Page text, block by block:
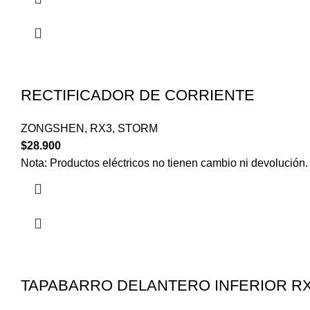
RECTIFICADOR DE CORRIENTE
ZONGSHEN , RX3, STORM
$28.900
Nota: Productos eléctricos no tienen cambio ni devolución.
TAPABARRO DELANTERO INFERIOR